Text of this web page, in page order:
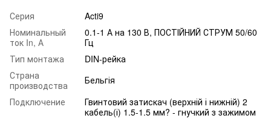
Серия
Acti9
Номинальный
ток In, А
0.1-1 А на 130 В, ПОСТІЙНИЙ СТРУМ 50/60
Гц
Тип монтажа
DIN-рейка
Страна
производства
Бельгія
Подключение
Гвинтовий затискач (верхній і нижній) 2
кабель(і) 1.5-1.5 мм? - гнучкий з зажимом